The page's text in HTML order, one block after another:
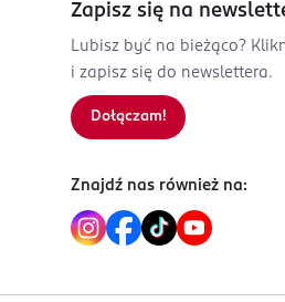
Zapisz się na
Lubisz być na bieżąco?
i zapisz się do newslettera.
Dołączam!
Znajdź nas również na: